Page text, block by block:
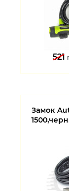
521
Замок